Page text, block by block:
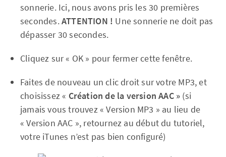
sonnerie. Ici, nous avons pris les 30 premières
secondes.ATTENTION ! Une sonnerie ne doit pas
dépasser 30 secondes.
Cliquez sur « OK » pour fermer cette fenêtre.
Faites de nouveau un clic droit sur votre MP3, et
choisissez « Création de la version AAC » (si
jamais vous trouvez « Version MP3 » au lieu de
« Version AAC », retournez au début du tutoriel,
votre iTunes n’est pas bien configuré)